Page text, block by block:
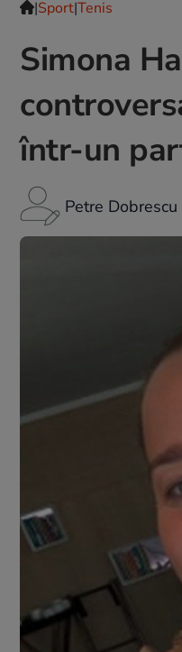
|Sport|Tenis
Simona
într-un
Petre Dobrescu